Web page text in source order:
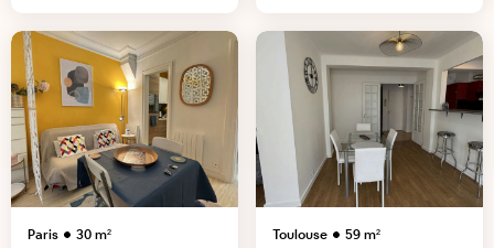
Paris 30m² Toulouse 59m²